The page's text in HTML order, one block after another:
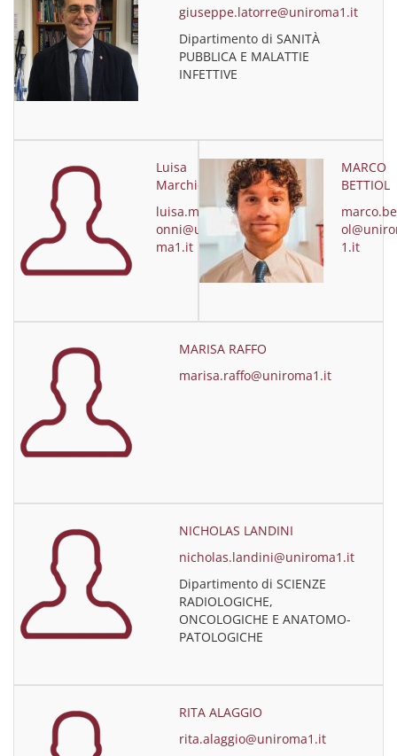
giuseppe.latorre@uniroma1.it
Dipartimento di SANITÀ
PUBBLICA E MALATTIE
INFETTIVE
Luisa
Marchionni
luisa.marchi
onni@uniro
ma1.it
MARCO
BETTIOL
1.it
MARISA RAFFO
marisa.raffo@uniroma1.it
NICHOLAS LANDINI
nicholas.landini@uniroma1.it
Dipartimento di SCIENZE
RADIOLOGICHE,
ONCOLOGICHE E ANATOMO-
PATOLOGICHE
RITA ALAGGIO
rita.alaggio@uniroma1.it